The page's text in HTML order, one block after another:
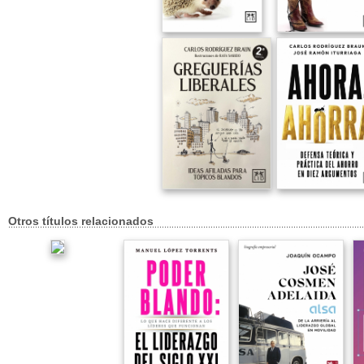
Otros títulos relacionados